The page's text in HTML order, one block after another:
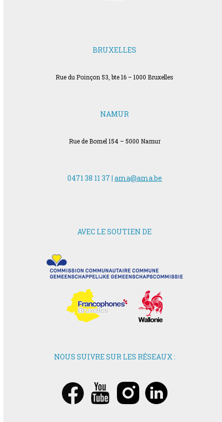
BRUXELLES
Rue du Poinçon 53, bte 16 – 1000 Bruxelles
NAMUR
Rue de Bomel 154 – 5000 Namur
0471 38 11 37 | ama@ama.be
AVEC LE SOUTIEN DE
NOUS SUIVRE SUR LES RÉSEAUX :